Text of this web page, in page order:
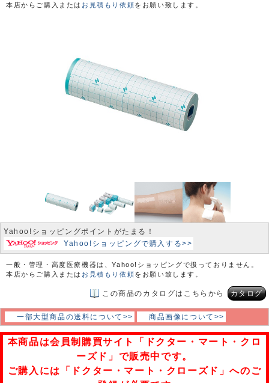
本店からご購入または お見積もり依頼をお願い致します。
Yahoo!ショッピングポイントがたまる！
Yahoo!ショッピングで購入する>>
一般・管理・高度医療機器は、Yahoo!ショッピングで扱っておりません。
本店からご購入または お見積もり依頼をお願い致します。
この商品のカタログはこちらから カタログ
一部大型商品の送料について>> 商品画像について>>
本商品は会員制購買サイト「ドクター・マート・クロ
ーズド」で販売中です。
ご購入には「ドクター・マート・クローズド」へのご